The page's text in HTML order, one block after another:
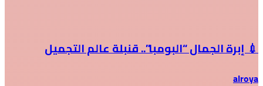
💉 إبرة الجمال “البومبا”.. قنبلة عالم التجميل
alroya